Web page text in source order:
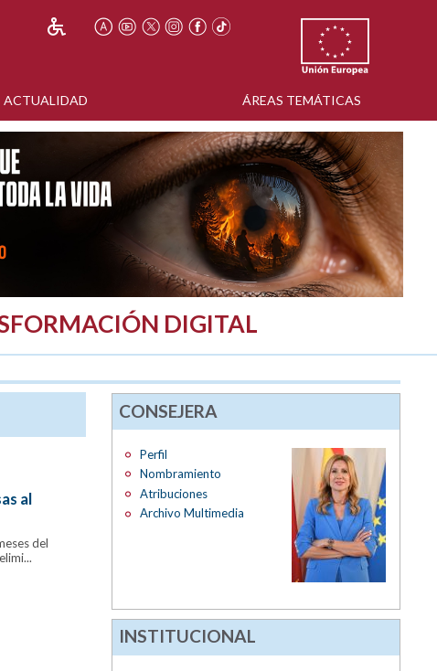
ACTUALIDAD ÁREAS TEMÁTICAS
DIGITAL
al
del
CONSEJERA
Perfil
Nombramiento
Atribuciones
Archivo Multimedia
INSTITUCIONAL